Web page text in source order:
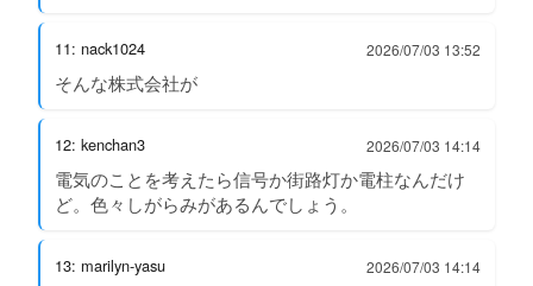
11: nack1024 2026/07/03 13:52
そんな株式会社が
12: kenchan3 2026/07/03 14:14
電気のことを考えたら信号か街路灯か電柱なんだけ
ど。色々しがらみがあるんでしょう。
13: marilyn-yasu 2026/07/03 14:14